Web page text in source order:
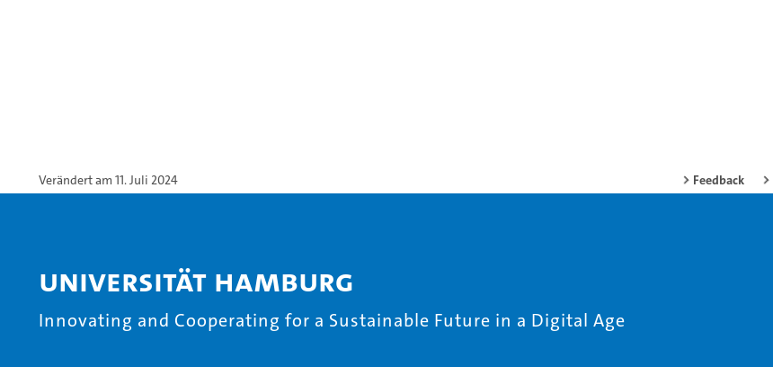
Verändert am 11. Juli 2024 Feedback
Universität Hamburg
Innovating and Cooperating for a Sustainable Future in a Digital Age